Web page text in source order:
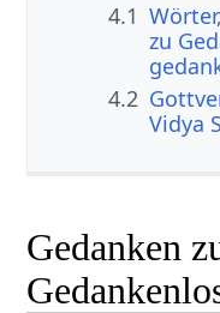
4.1
zu
4.2
Vidya
Gedanken